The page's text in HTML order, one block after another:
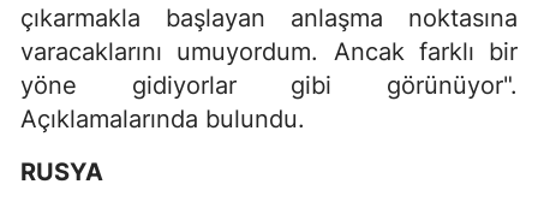
çıkarmakla başlayan anlaşma noktasına
varacaklarını umuyordum. Ancak farklı bir
yöne gidiyorlar gibi görünüyor".
Açıklamalarında bulundu.
RUSYA